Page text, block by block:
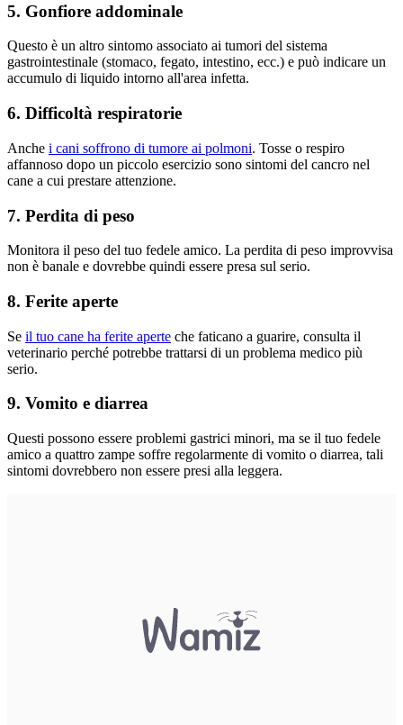
5. Gonfiore addominale
Questo è un altro sintomo associato ai tumori del sistema
gastrointestinale (stomaco, fegato, intestino, ecc.) e può indicare un
accumulo di liquido intorno all'area infetta.
6. Difficoltà respiratorie
Anche i cani soffrono di tumore ai polmoni. Tosse o respiro
affannoso dopo un piccolo esercizio sono sintomi del cancro nel
cane a cui prestare attenzione.
7. Perdita di peso
Monitora il peso del tuo fedele amico. La perdita di peso improvvisa
non è banale e dovrebbe quindi essere presa sul serio.
8. Ferite aperte
Se il tuo cane ha ferite aperte che faticano a guarire, consulta il
veterinario perché potrebbe trattarsi di un problema medico più
serio.
9. Vomito e diarrea
Questi possono essere problemi gastrici minori, ma se il tuo fedele
amico a quattro zampe soffre regolarmente di vomito o diarrea, tali
sintomi dovrebbero non essere presi alla leggera.